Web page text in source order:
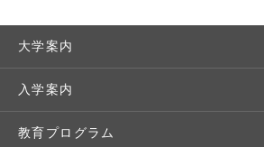
大学案内
敬和学園大学とは
学長メッセージ
入学案内
入学者選抜
教育プログラム